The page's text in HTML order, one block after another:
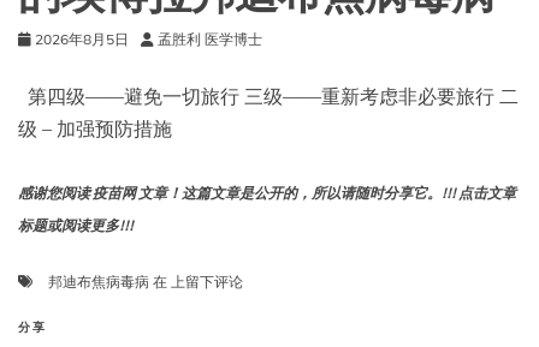
操
作
范
2026年8月5日 孟胜利 医学博士
第四级——避免一切旅行 三级——重新考虑非必要旅行 二
级 – 加强预防措施
感谢您阅读 疫苗网 文章！这篇文章是公开的，所以请随时分享它。!!! 点击文章
标题或阅读更多!!!
邦迪布焦病毒病 在 刚
上留下评论
分享